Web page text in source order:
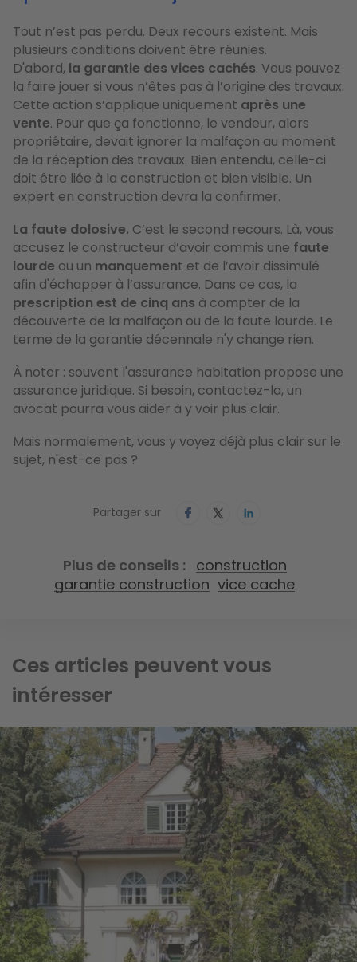
Tout n’est pas perdu. Deux recours existent. Mais
plusieurs conditions doivent être réunies.
D'abord, la garantie des vices cachés. Vous pouvez
la faire jouer si vous n’êtes pas à l’origine des travaux.
Cette action s’applique uniquement après une
vente. Pour que ça fonctionne, le vendeur, alors
propriétaire, devait ignorer la malfaçon au moment
de la réception des travaux. Bien entendu, celle-ci
doit être liée à la construction et bien visible. Un
expert en construction devra la confirmer.
La faute dolosive. C’est le second recours. Là, vous
accusez le constructeur d’avoir commis une faute
lourde ou un manquement et de l’avoir dissimulé
afin d'échapper à l’assurance. Dans ce cas, la
prescription est de cinq ans à compter de la
découverte de la malfaçon ou de la faute lourde. Le
terme de la garantie décennale n'y change rien.
À noter : souvent l'assurance habitation propose une
assurance juridique. Si besoin, contactez-la, un
avocat pourra vous aider à y voir plus clair.
Mais normalement, vous y voyez déjà plus clair sur le
sujet, n'est-ce pas ?
Partager sur
Plus de conseils
construction
garantie construction vice cache
Ces articles peuvent vous
intéresser
Image